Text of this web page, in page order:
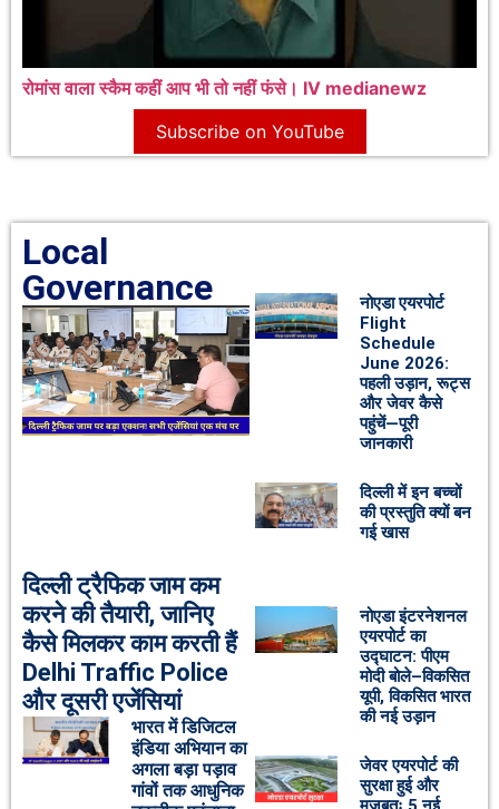
रोमांस वाला स्कैम कहीं आप भी तो नहीं फंसे। IV medianewz
Subscribe on YouTube
Local
Governance
दिल्ली ट्रैफिक जाम कम
करने की तैयारी, जानिए
कैसे मिलकर काम करती हैं
Delhi Traffic Police
और दूसरी एजेंसियां
भारत में डिजिटल
इंडिया अभियान का
अगला बड़ा पड़ाव
गांवों तक आधुनिक
नोएडा एयरपोर्ट
Flight
Schedule
June 2026:
पहली उड़ान, रूट्स
और जेवर कैसे
पहुंचें—पूरी
जानकारी
दिल्ली में इन बच्चों
की प्रस्तुति क्यों बन
गई खास
नोएडा इंटरनेशनल
एयरपोर्ट का
उद्घाटन: पीएम
मोदी बोले–विकसित
यूपी, विकसित भारत
की नई उड़ान
जेवर एयरपोर्ट की
सुरक्षा हुई और